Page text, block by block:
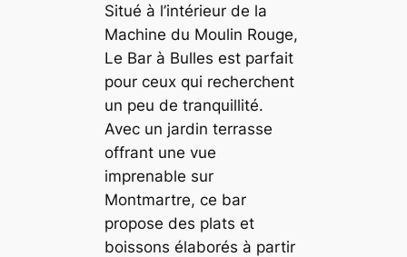
Situé à l’intérieur de la
Machine du Moulin Rouge,
Le Bar à Bulles est parfait
pour ceux qui recherchent
un peu de tranquillité.
Avec un jardin terrasse
offrant une vue
imprenable sur
Montmartre, ce bar
propose des plats et
boissons élaborés à partir